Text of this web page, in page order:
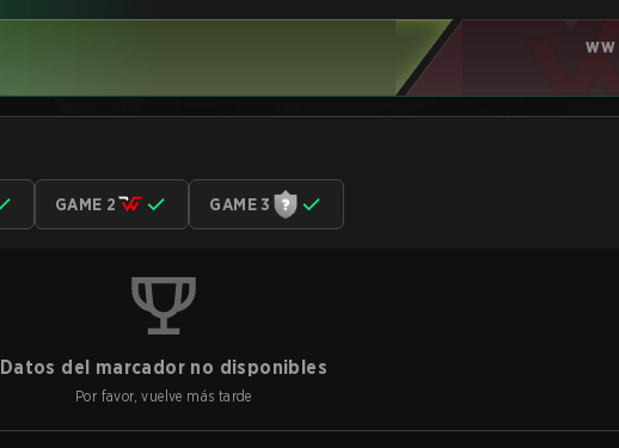
GAME 2 GAME 3
Datos del marcador no disponibles
Por favor, vuelve más tarde